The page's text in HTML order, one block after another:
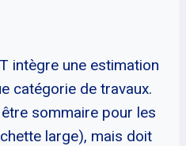
intègre une estimation
catégorie de travaux.
sommaire pour les
large), mais doit